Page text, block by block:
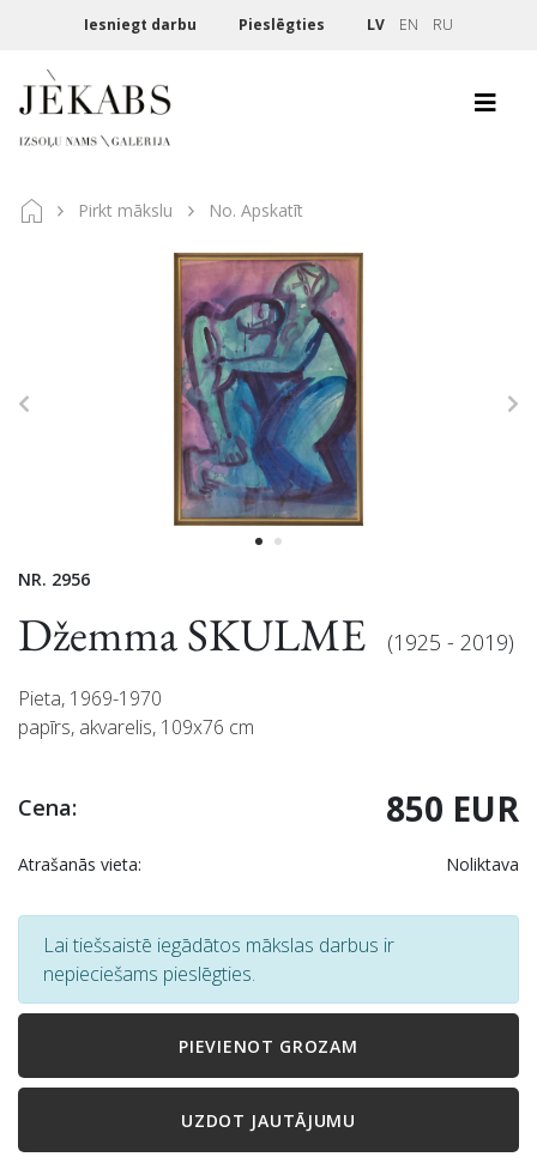
Iesniegt darbu Pieslēgties LV EN RU
Pirkt mākslu No. Apskatīt
NR. 2956
Džemma SKULME (1925 - 2019)
Pieta, 1969-1970
papīrs, akvarelis, 109x76 cm
Cena: 850 EUR
Atrašanās vieta: Noliktava
Lai tiešsaistē iegādātos mākslas darbus ir
nepieciešams pieslēgties.
PIEVIENOT GROZAM
UZDOT JAUTĀJUMU